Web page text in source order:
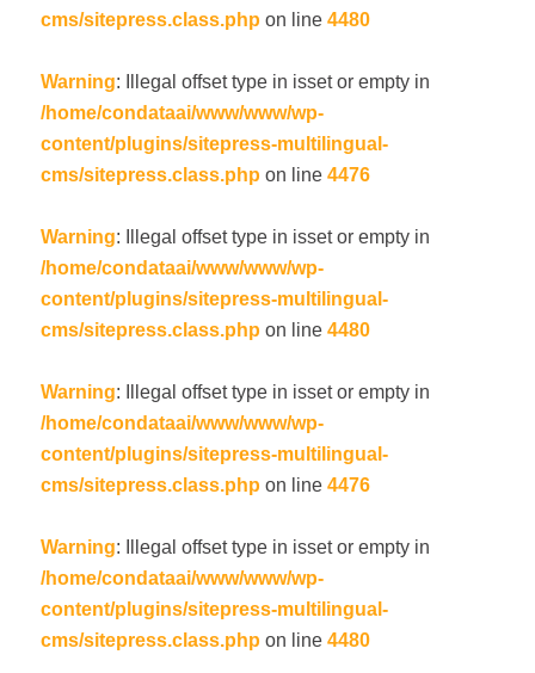
cms/sitepress.class.php on line 4480
Warning: Illegal offset type in isset or empty in
/home/condataai/www/www/wp-
content/plugins/sitepress-multilingual-
cms/sitepress.class.php on line 4476
Warning: Illegal offset type in isset or empty in
/home/condataai/www/www/wp-
content/plugins/sitepress-multilingual-
cms/sitepress.class.php on line 4480
Warning: Illegal offset type in isset or empty in
/home/condataai/www/www/wp-
content/plugins/sitepress-multilingual-
cms/sitepress.class.php on line 4476
Warning: Illegal offset type in isset or empty in
/home/condataai/www/www/wp-
content/plugins/sitepress-multilingual-
cms/sitepress.class.php on line 4480